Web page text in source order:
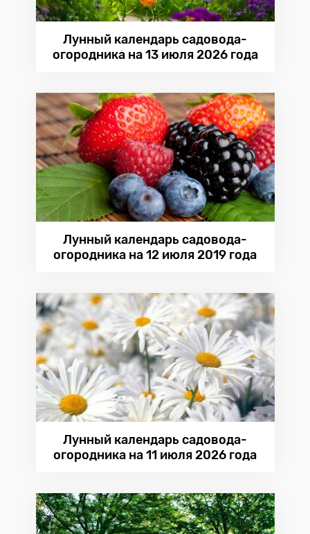
Лунный календарь садовода-
огородника на 13 июля 2026 года
Лунный календарь садовода-
огородника на 12 июля 2019 года
Лунный календарь садовода-
огородника на 11 июля 2026 года